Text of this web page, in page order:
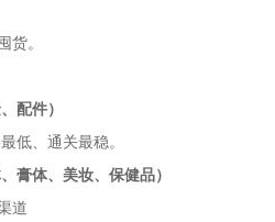
货。
配件）
低、通关最稳。
膏体、美妆、保健品）
道